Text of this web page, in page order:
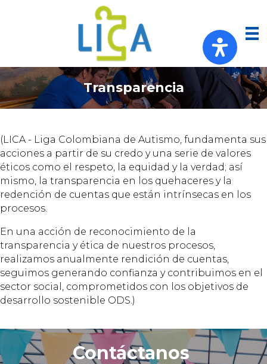
Transparencia
(LICA - Liga Colombiana de Autismo, fundamenta sus
acciones a partir de su credo y una serie de valores
éticos como el respeto, la equidad y la verdad; así
mismo, la transparencia en los quehaceres y la
redención de cuentas que están intrínsecas en los
procesos.
En una acción de reconocimiento de la
transparencia y ética de nuestros procesos,
realizamos anualmente rendición de cuentas,
seguimos generando confianza y contribuimos en el
sector social, comprometidos con los objetivos de
desarrollo sostenible ODS.)
Contáctanos